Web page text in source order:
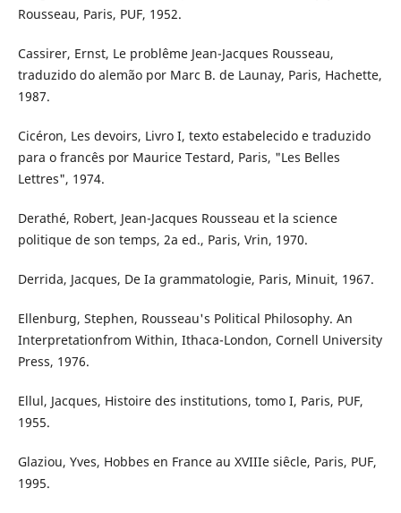
Rousseau, Paris, PUF, 1952.
Cassirer, Ernst, Le problême Jean-Jacques Rousseau,
traduzido do alemão por Marc B. de Launay, Paris, Hachette,
1987.
Cicéron, Les devoirs, Livro I, texto estabelecido e traduzido
para o francês por Maurice Testard, Paris, "Les Belles
Lettres", 1974.
Derathé, Robert, Jean-Jacques Rousseau et la science
politique de son temps, 2a ed., Paris, Vrin, 1970.
Derrida, Jacques, De Ia grammatologie, Paris, Minuit, 1967.
Ellenburg, Stephen, Rousseau's Political Philosophy. An
Interpretationfrom Within, Ithaca-London, Cornell University
Press, 1976.
Ellul, Jacques, Histoire des institutions, tomo I, Paris, PUF,
1955.
Glaziou, Yves, Hobbes en France au XVIIIe siêcle, Paris, PUF,
1995.